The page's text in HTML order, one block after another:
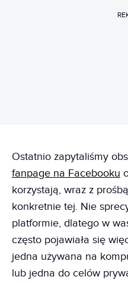
Ostatnio zapytaliśmy
fanpage na Facebooku
korzystają, wraz z
konkretnie tej. Nie
platformie, dlatego w
często pojawiała się
jedna używana na
lub jedna do celów